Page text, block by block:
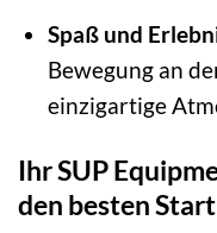
Spaß und
Bewegung an
einzigartige
Ihr SUP
den besten Start